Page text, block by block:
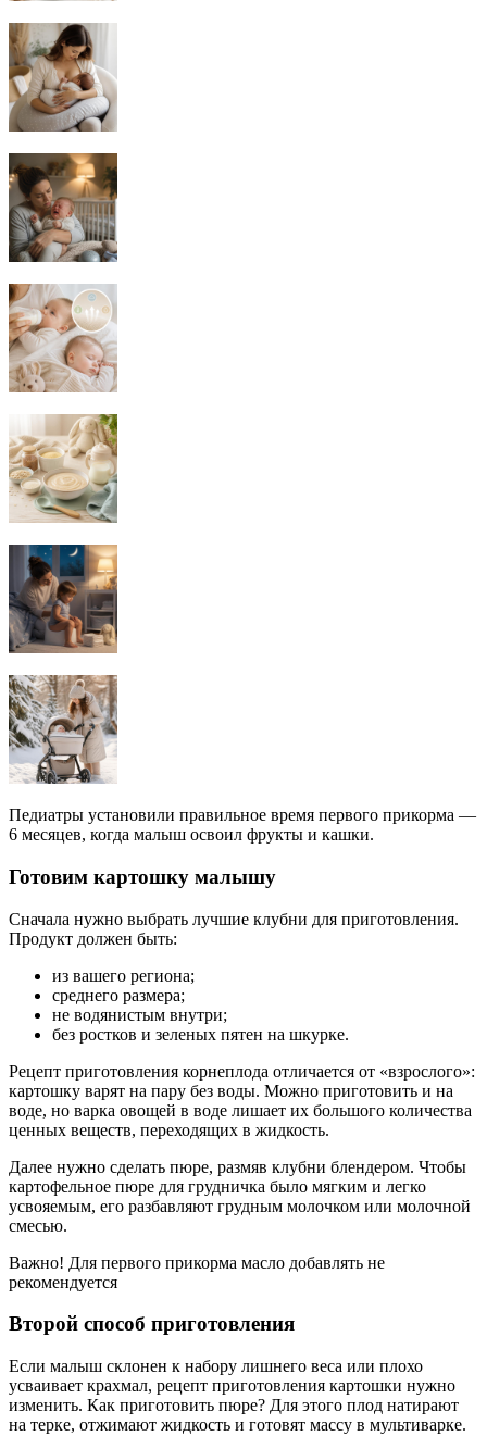
Педиатры установили правильное время первого прикорма —
6 месяцев, когда малыш освоил фрукты и кашки.
Готовим картошку малышу
Сначала нужно выбрать лучшие клубни для приготовления.
Продукт должен быть:
из вашего региона;
среднего размера;
не водянистым внутри;
без ростков и зеленых пятен на шкурке.
Рецепт приготовления корнеплода отличается от «взрослого»:
картошку варят на пару без воды. Можно приготовить и на
воде, но варка овощей в воде лишает их большого количества
ценных веществ, переходящих в жидкость.
Далее нужно сделать пюре, размяв клубни блендером. Чтобы
картофельное пюре для грудничка было мягким и легко
усвояемым, его разбавляют грудным молочком или молочной
смесью.
Важно! Для первого прикорма масло добавлять не
рекомендуется
Второй способ приготовления
Если малыш склонен к набору лишнего веса или плохо
усваивает крахмал, рецепт приготовления картошки нужно
изменить. Как приготовить пюре? Для этого плод натирают
на терке, отжимают жидкость и готовят массу в мультиварке.